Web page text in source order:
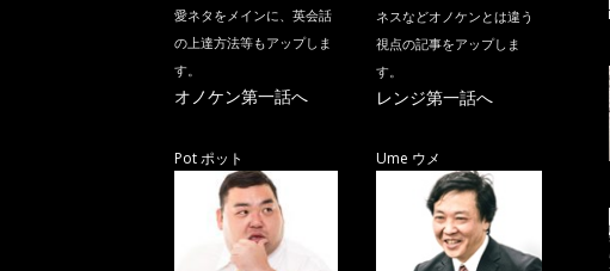
愛ネタをメインに、英会話
の上達方法等もアップしま
す。
オノケン第一話へ
ネスなどオノケンとは違う
視点の記事をアップしま
す。
レンジ第一話へ
Pot ポット Ume ウメ